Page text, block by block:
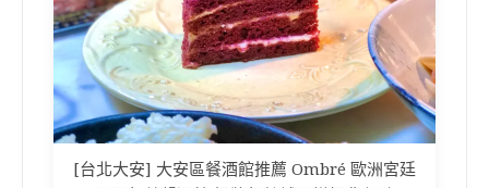
[台北大安] 大安區餐酒館推薦 Ombré 歐洲宮廷